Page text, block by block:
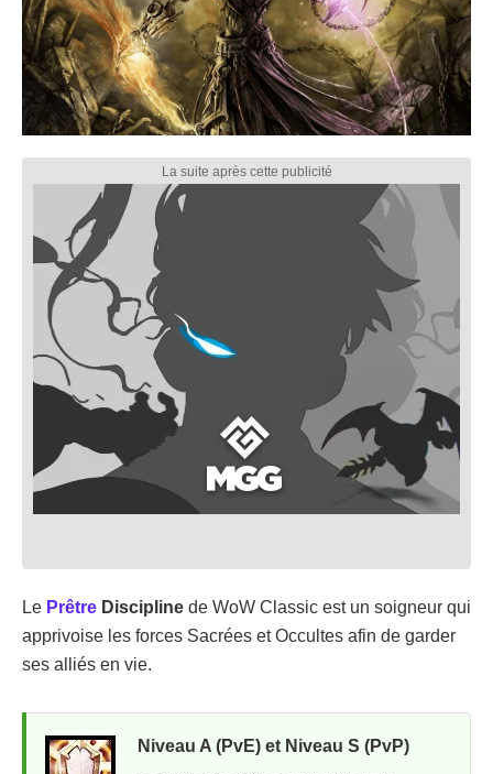
Le Prêtre Discipline de WoW Classic est un soigneur qui
apprivoise les forces Sacrées et Occultes afin de garder
ses alliés en vie.
Niveau A (PvE) et Niveau S (PvP)